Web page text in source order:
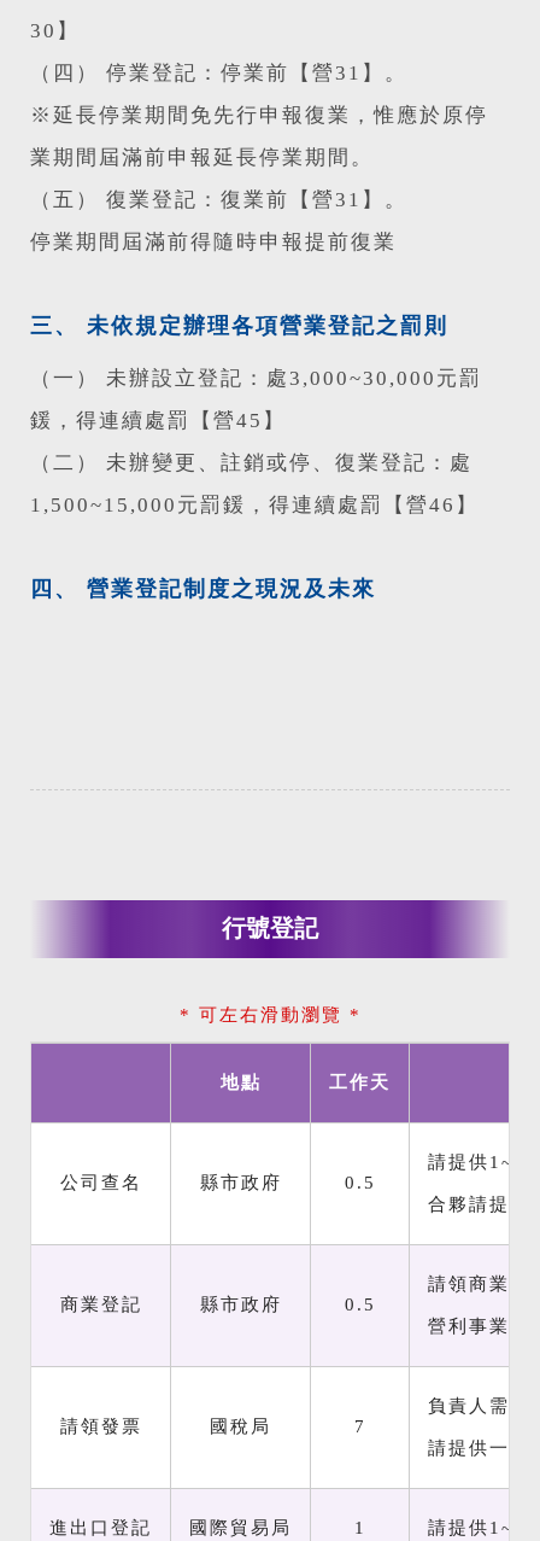
30】
（四） 停業登記：停業前【營31】。
※延長停業期間免先行申報復業，惟應於原停
業期間屆滿前申報延長停業期間。
（五） 復業登記：復業前【營31】。
停業期間屆滿前得隨時申報提前復業
三、 未依規定辦理各項營業登記之罰則
（一） 未辦設立登記：處3,000~30,000元罰
鍰，得連續處罰【營45】
（二） 未辦變更、註銷或停、復業登記：處
1,500~15,000元罰鍰，得連續處罰【營46】
四、 營業登記制度之現況及未來
行號登記
* 可左右滑動瀏覽 *
地點 工作天
公司查名 縣市政府 0.5
請提供1~5
合夥請提供
商業登記 縣市政府 0.5
請領商業登
營利事業登
請領發票 國稅局 7
負責人需帶
請提供一份
進出口登記 國際貿易局 1 請提供1~5